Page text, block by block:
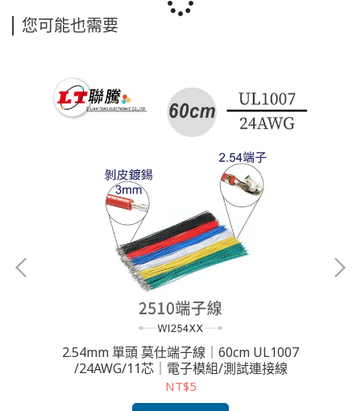
您可能也需要
2.54mm 單頭 莫仕端子線｜60cm UL1007
/24AWG/11芯｜電子模組/測試連接線
NT$5